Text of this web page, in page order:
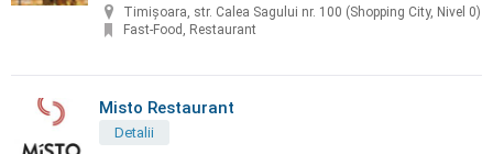
Timișoara, str. Calea Sagului nr. 100 (Shopping City, Nivel 0)
Fast-Food, Restaurant
Misto Restaurant
Detalii